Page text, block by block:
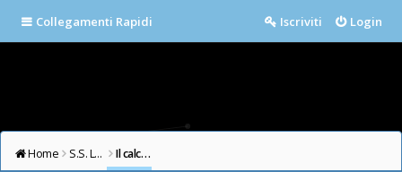
Collegamenti Rapidi Login
Iscriviti
Home S.S. LAZIO FORUM Il calcio in testa